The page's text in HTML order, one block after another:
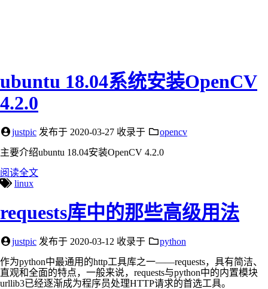
ubuntu 18.04系统安装OpenCV
4.2.0
justpic 发布于 2020-03-27 收录于
opencv
主要介绍ubuntu 18.04安装OpenCV 4.2.0
阅读全文
linux
requests库中的那些高级用法
justpic 发布于 2020-03-12 收录于
python
作为python中最通用的http工具库之一——requests，具有简洁、
直观和全面的特点，一般来说，requests与python中的内置模块
urllib3已经逐渐成为程序员处理HTTP请求的首选工具。